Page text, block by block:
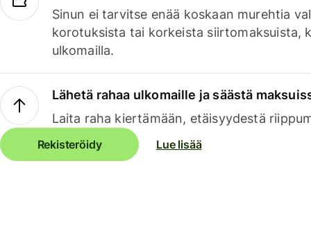
Sinun ei tarvitse enää koskaan murehtia
korotuksista tai korkeista siirtomaksuista,
ulkomailla.
Lähetä rahaa ulkomaille ja säästä
Laita raha kiertämään, etäisyydestä
Rekisteröidy Lue lisää